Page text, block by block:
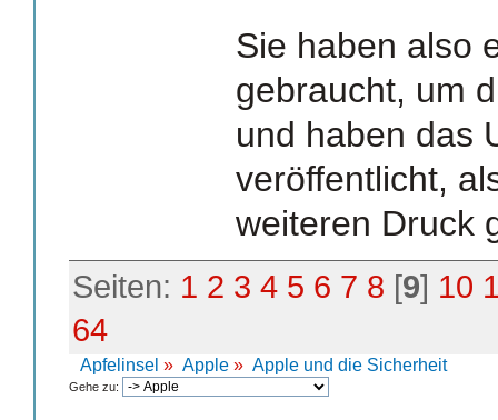
Sie haben also
gebraucht, um
und haben das
veröffentlicht,
weiteren Druck
Seiten: 1 2 3 4 5 6 7 8 [9] 10
64
Apfelinsel » Apple » Apple und die Sicherheit
Gehe zu: